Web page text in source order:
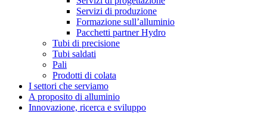
Servizi di produzione
Formazione sull’alluminio
Pacchetti partner Hydro
Tubi di precisione
Tubi saldati
Pali
Prodotti di colata
I settori che serviamo
A proposito di alluminio
Innovazione, ricerca e sviluppo